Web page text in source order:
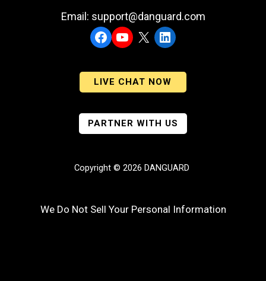
Email: support@danguard.com
Facebook
YouTube
X LinkedIn
LIVE CHAT NOW
PARTNER WITH US
Copyright © 2026 DANGUARD
We Do Not Sell Your Personal Information